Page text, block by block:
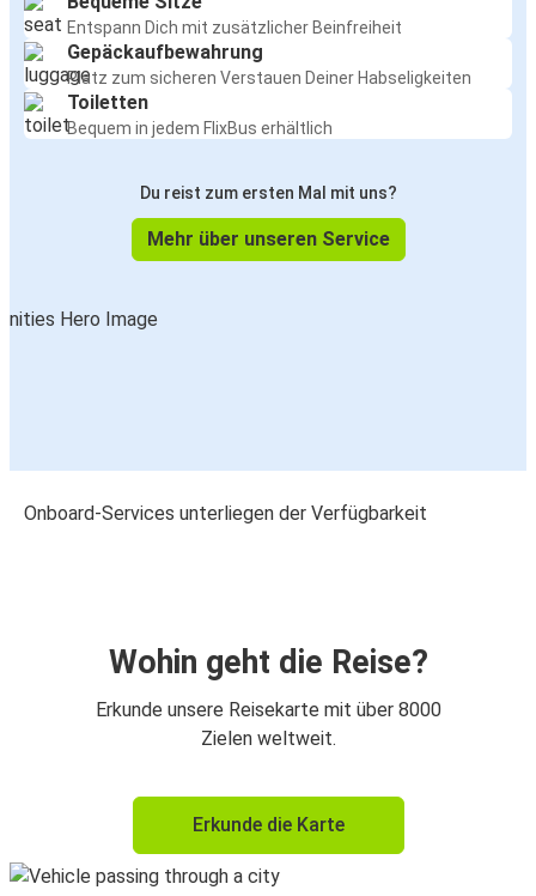
Entspann Dich mit zusätzlicher Beinfreiheit
Gepäckaufbewahrung
Platz zum sicheren Verstauen Deiner Habseligkeiten
Toiletten
Bequem in jedem FlixBus erhältlich
Du reist zum ersten Mal mit uns?
Mehr über unseren Service
Onboard-Services unterliegen der Verfügbarkeit
Wohin geht die Reise?
Erkunde unsere Reisekarte mit über 8000
Zielen weltweit.
Erkunde die Karte